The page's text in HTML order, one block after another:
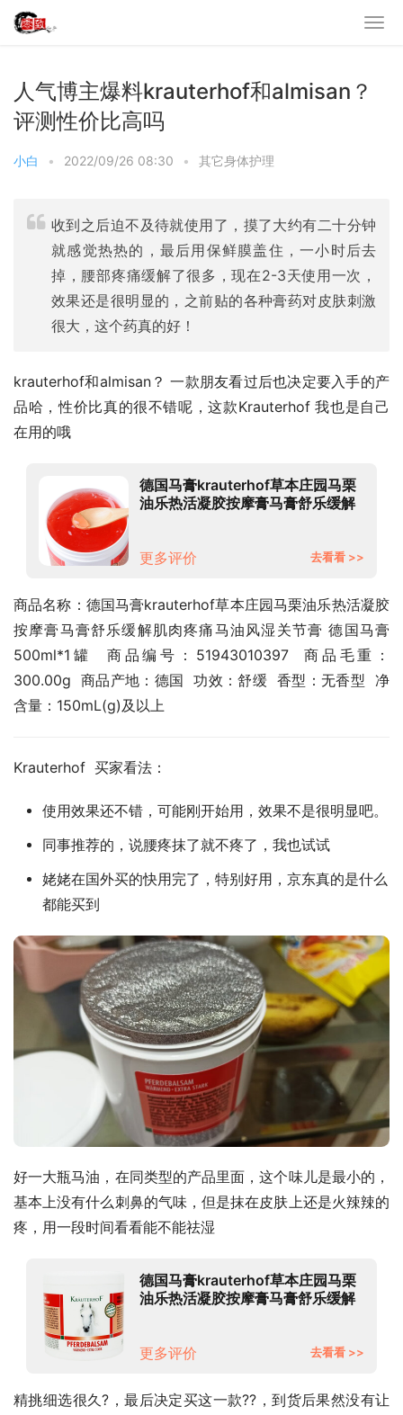
人气博主爆料krauterhof和almisan？
评测性价比高吗
小白 • 2022/09/26 08:30 • 其它身体护理
收到之后迫不及待就使用了，摸了大约有二十分钟
就感觉热热的，最后用保鲜膜盖住，一小时后去
掉，腰部疼痛缓解了很多，现在2-3天使用一次，
效果还是很明显的，之前贴的各种膏药对皮肤刺激
很大，这个药真的好！
krauterhof和almisan？ 一款朋友看过后也决定要入手的产
品哈，性价比真的很不错呢，这款Krauterhof 我也是自己
在用的哦
德国马膏krauterhof草本庄园马栗
油乐热活凝胶按摩膏马膏舒乐缓解
更多评价
去看看 >>
商品名称：德国马膏krauterhof草本庄园马栗油乐热活凝胶
按摩膏马膏舒乐缓解肌肉疼痛马油风湿关节膏 德国马膏
500ml*1罐  商品编号：51943010397  商品毛重：
300.00g  商品产地：德国  功效：舒缓  香型：无香型  净
含量：150mL(g)及以上
Krauterhof  买家看法：
使用效果还不错，可能刚开始用，效果不是很明显吧。
同事推荐的，说腰疼抹了就不疼了，我也试试
姥姥在国外买的快用完了，特别好用，京东真的是什么
都能买到
好一大瓶马油，在同类型的产品里面，这个味儿是最小的，
基本上没有什么刺鼻的气味，但是抹在皮肤上还是火辣辣的
疼，用一段时间看看能不能祛湿
德国马膏krauterhof草本庄园马栗
油乐热活凝胶按摩膏马膏舒乐缓解
更多评价
去看看 >>
精挑细选很久?，最后决定买这一款??，到货后果然没有让